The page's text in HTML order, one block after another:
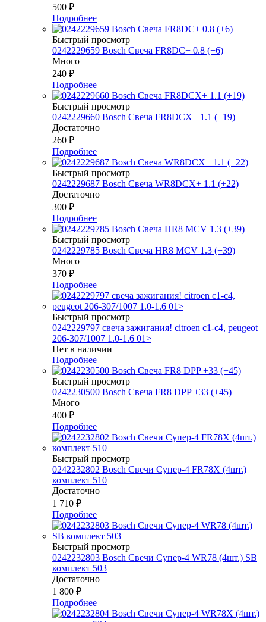
500 ₽
Подробнее
Быстрый просмотр
0242229659 Bosch Свеча FR8DC+ 0.8 (+6)
Много
240 ₽
Подробнее
Быстрый просмотр
0242229660 Bosch Свеча FR8DCX+ 1.1 (+19)
Достаточно
260 ₽
Подробнее
Быстрый просмотр
0242229687 Bosch Свеча WR8DCX+ 1.1 (+22)
Достаточно
300 ₽
Подробнее
Быстрый просмотр
0242229785 Bosch Свеча HR8 MCV 1.3 (+39)
Много
370 ₽
Подробнее
Быстрый просмотр
0242229797 свеча зажигания! citroen c1-c4, peugeot
206-307/1007 1.0-1.6 01>
Нет в наличии
Подробнее
Быстрый просмотр
0242230500 Bosch Свеча FR8 DPP +33 (+45)
Много
400 ₽
Подробнее
Быстрый просмотр
0242232802 Bosch Свечи Супер-4 FR78Х (4шт.)
комплект 510
Достаточно
1 710 ₽
Подробнее
Быстрый просмотр
0242232803 Bosch Свечи Супер-4 WR78 (4шт.) SB
комплект 503
Достаточно
1 800 ₽
Подробнее